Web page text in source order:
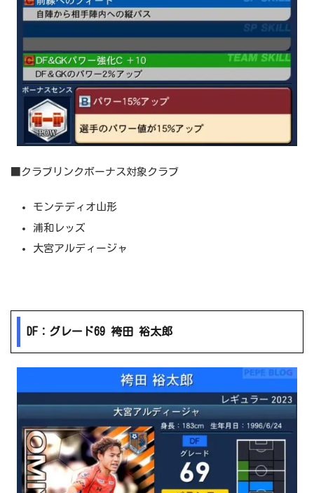
■クラブリンクボーナス対象クラブ
モンテディオ山形
浦和レッズ
大宮アルディージャ
DF：グレード69 袴田 裕太郎